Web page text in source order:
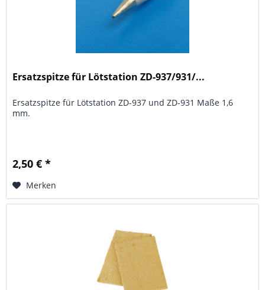
Ersatzspitze für Lötstation ZD-937/931/...
Ersatzspitze für Lötstation ZD-937 und ZD-931 Maße 1,6
mm.
2,50 € *
Merken